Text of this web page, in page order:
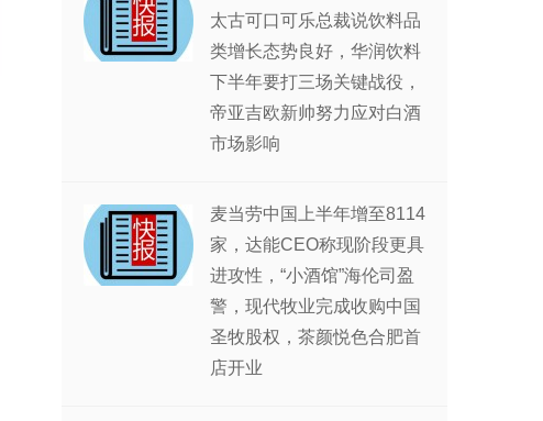
太古可口可乐总裁说饮料品
类增长态势良好，华润饮料
下半年要打三场关键战役，
帝亚吉欧新帅努力应对白酒
市场影响
麦当劳中国上半年增至8114
家，达能CEO称现阶段更具
进攻性，“小酒馆”海伦司盈
警，现代牧业完成收购中国
圣牧股权，茶颜悦色合肥首
店开业